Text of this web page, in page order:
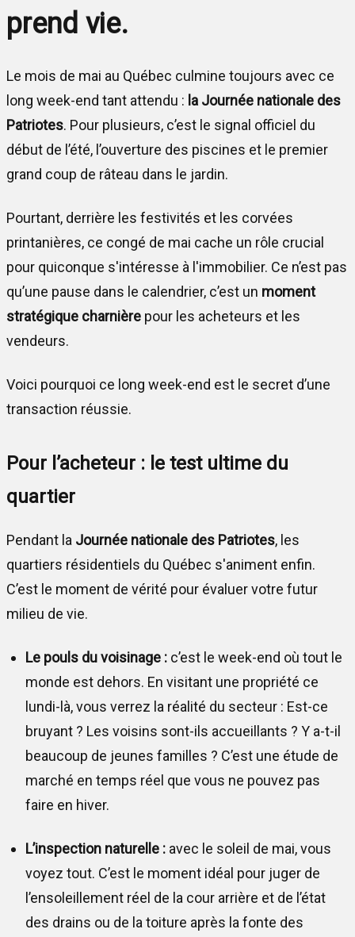
prend vie.
Le mois de mai au Québec culmine toujours avec ce
long week-end tant attendu : la Journée nationale des
Patriotes. Pour plusieurs, c’est le signal officiel du
début de l’été, l’ouverture des piscines et le premier
grand coup de râteau dans le jardin.
Pourtant, derrière les festivités et les corvées
printanières, ce congé de mai cache un rôle crucial
pour quiconque s'intéresse à l'immobilier. Ce n’est pas
qu’une pause dans le calendrier, c’est un moment
stratégique charnière pour les acheteurs et les
vendeurs.
Voici pourquoi ce long week-end est le secret d’une
transaction réussie.
Pour l’acheteur : le test ultime du
quartier
Pendant la Journée nationale des Patriotes, les
quartiers résidentiels du Québec s'animent enfin.
C’est le moment de vérité pour évaluer votre futur
milieu de vie.
Le pouls du voisinage : c’est le week-end où tout le
monde est dehors. En visitant une propriété ce
lundi-là, vous verrez la réalité du secteur : Est-ce
bruyant ? Les voisins sont-ils accueillants ? Y a-t-il
beaucoup de jeunes familles ? C’est une étude de
marché en temps réel que vous ne pouvez pas
faire en hiver.
L’inspection naturelle : avec le soleil de mai, vous
voyez tout. C’est le moment idéal pour juger de
l’ensoleillement réel de la cour arrière et de l’état
des drains ou de la toiture après la fonte des